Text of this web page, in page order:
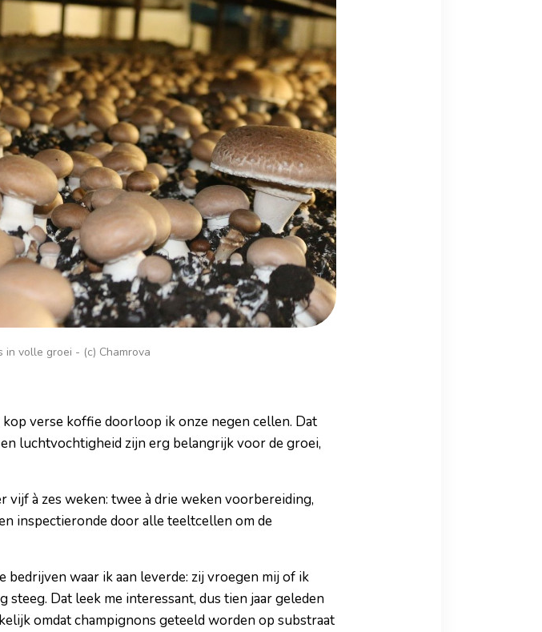
in volle groei - (c) Chamrova
verse koffie doorloop ik onze negen cellen. Dat
luchtvochtigheid zijn erg belangrijk voor de groei,
à zes weken: twee à drie weken voorbereiding,
inspectieronde door alle teeltcellen om de
waar ik aan leverde: zij vroegen mij of ik
steeg. Dat leek me interessant, dus tien jaar geleden
omdat champignons geteeld worden op substraat